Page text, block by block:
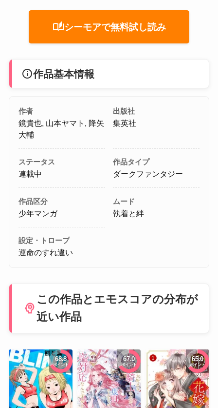
auto_storiesシーモアで無料試し読み
info作品基本情報
作者
鏡貴也, 山本ヤマト, 降矢
大輔
出版社
集英社
ステータス
連載中
作品タイプ
ダークファンタジー
作品区分
少年マンガ
ムード
執着と絆
設定・トロープ
運命のすれ違い
psychology
この作品とエモスコアの分布が
近い作品
68.8
ポイント
67.0
ポイント
65.0
ポイント